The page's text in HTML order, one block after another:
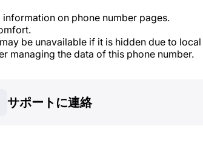
on phone number pages.
be unavailable if it is hidden due to
managing the data of this phone number.
サポートに連絡